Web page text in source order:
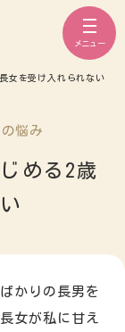
メニュー
女を受け入れられない
悩み
める2歳
かりの長男を
女が私に甘え